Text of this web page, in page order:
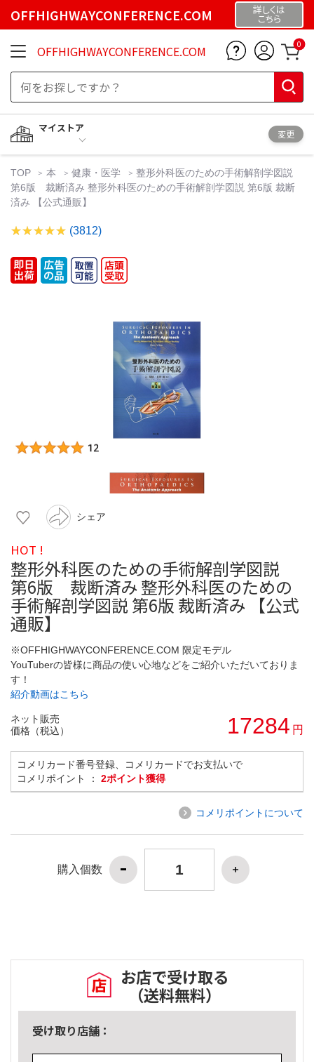
OFFHIGHWAYCONFERENCE.COM 詳しくは
こちら
OFFHIGHWAYCONFERENCE.COM 0
マイストア
変更
TOP 本 健康・医学
整形外科医のための手術解剖学図説
第6版 裁断済み 整形外科医のための手術解剖学図説 第6版 裁断
済み 【公式通販】
(3812)
シェア
HOT !
整形外科医のための手術解剖学図説
第6版 裁断済み 整形外科医のための
手術解剖学図説 第6版 裁断済み 【公式
通販】
※OFFHIGHWAYCONFERENCE.COM 限定モデル
YouTuberの皆様に商品の使い心地などをご紹介いただいておりま
す！
紹介動画はこちら
ネット販売
価格（税込）
17284 円
コメリカード番号登録、コメリカードでお支払いで
コメリポイント ： 2ポイント獲得
コメリポイントについて
購入個数
お店で受け取る
（送料無料）
受け取り店舗：